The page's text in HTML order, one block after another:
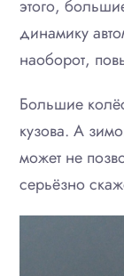
этого,
динамику
наоборот,
Большие
кузова. А
может не
серьёзно